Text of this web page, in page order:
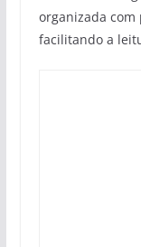
organizada
facilitando a